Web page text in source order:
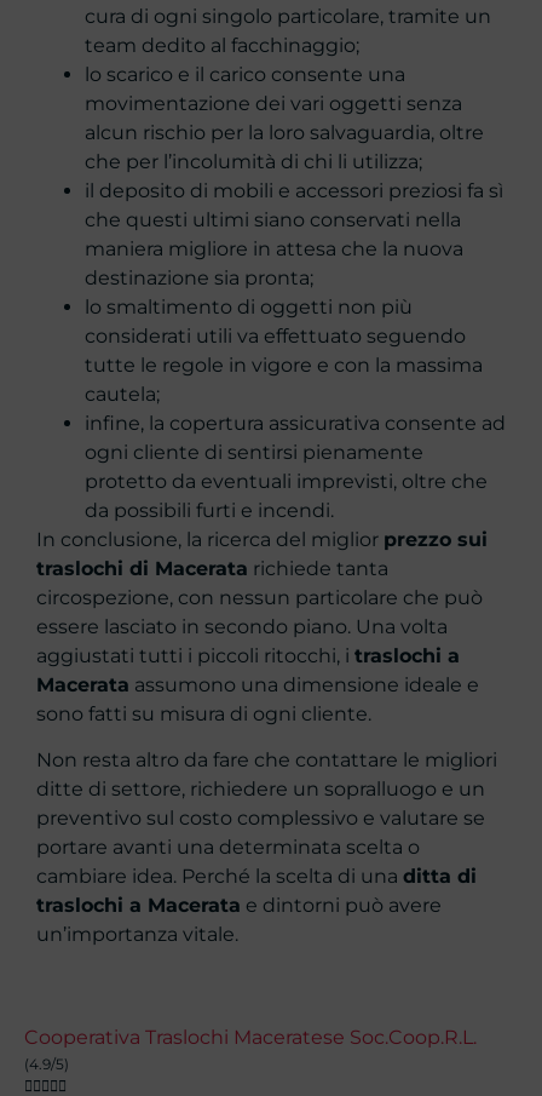
cura di ogni singolo particolare, tramite un
team dedito al facchinaggio;
lo scarico e il carico consente una
movimentazione dei vari oggetti senza
alcun rischio per la loro salvaguardia, oltre
che per l’incolumità di chi li utilizza;
il deposito di mobili e accessori preziosi fa sì
che questi ultimi siano conservati nella
maniera migliore in attesa che la nuova
destinazione sia pronta;
lo smaltimento di oggetti non più
considerati utili va effettuato seguendo
tutte le regole in vigore e con la massima
cautela;
infine, la copertura assicurativa consente ad
ogni cliente di sentirsi pienamente
protetto da eventuali imprevisti, oltre che
da possibili furti e incendi.
In conclusione, la ricerca del miglior prezzo sui
traslochi di Macerata richiede tanta
circospezione, con nessun particolare che può
essere lasciato in secondo piano. Una volta
aggiustati tutti i piccoli ritocchi, i traslochi a
Macerata assumono una dimensione ideale e
sono fatti su misura di ogni cliente.
Non resta altro da fare che contattare le migliori
ditte di settore, richiedere un sopralluogo e un
preventivo sul costo complessivo e valutare se
portare avanti una determinata scelta o
cambiare idea. Perché la scelta di una ditta di
traslochi a Macerata e dintorni può avere
un’importanza vitale.
Cooperativa Traslochi Maceratese Soc.Coop.R.L.
(4.9/5)
